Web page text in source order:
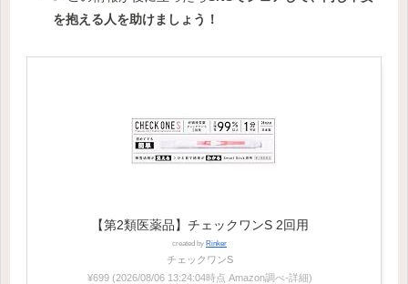
を抱える人を助けましょう！
【第2類医薬品】チェックワンS 2回用
created by Rinker
チェックワンS
¥699 (2026/08/06 13:24:04時点 Amazon調べ-詳細)